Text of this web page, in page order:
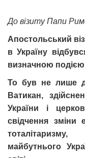
До візиту Папи
Апостольський
в Україну
визначною подією
То був не лише
Ватикан,
України і
свідчення
майбутнього